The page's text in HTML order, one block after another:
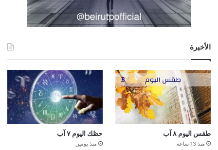
الأخيرة
طقس اليوم ٨ آب
منذ 13 ساعة
حظك اليوم ٧ آب
منذ يومين